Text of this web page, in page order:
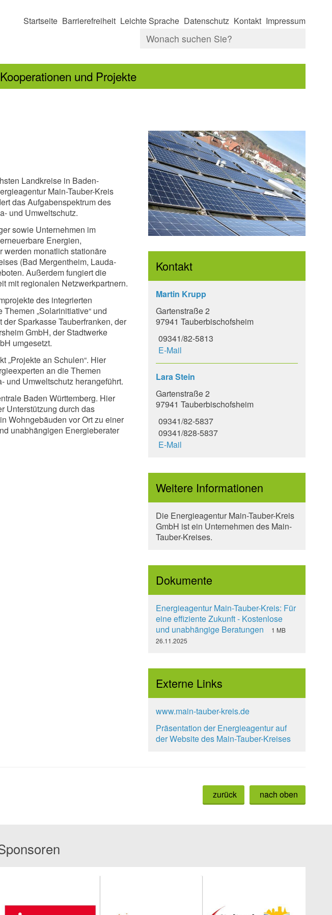
Startseite Barrierefreiheit Leichte Sprache Datenschutz Kontakt Impressum
Kooperationen und Projekte
Landkreise in Baden-
Main-Tauber-Kreis
das Aufgabenspektrum des
und Umweltschutz.
sowie Unternehmen im
Energien,
werden monatlich stationäre
(Bad Mergentheim, Lauda-
Außerdem fungiert die
mit regionalen Netzwerkpartnern.
des integrierten
„Solarinitiative“ und
Sparkasse Tauberfranken, der
GmbH, der Stadtwerke
umgesetzt.
„Projekte an Schulen“. Hier
an die Themen
und Umweltschutz herangeführt.
Baden Württemberg. Hier
Unterstützung durch das
Wohngebäuden vor Ort zu einer
unabhängigen Energieberater
Kontakt
Martin Krupp
Gartenstraße 2
97941 Tauberbischofsheim
09341/82-5813
E-Mail
Lara Stein
Gartenstraße 2
97941 Tauberbischofsheim
09341/82-5837
09341/828-5837
E-Mail
Weitere Informationen
Die Energieagentur Main-Tauber-Kreis
GmbH ist ein Unternehmen des Main-
Tauber-Kreises.
Dokumente
Energieagentur Main-Tauber-Kreis: Für
eine effiziente Zukunft - Kostenlose
und unabhängige Beratungen
1 MB
26.11.2025
Externe Links
www.main-tauber-kreis.de
Präsentation der Energieagentur auf
der Website des Main-Tauber-Kreises
nach oben
zurück